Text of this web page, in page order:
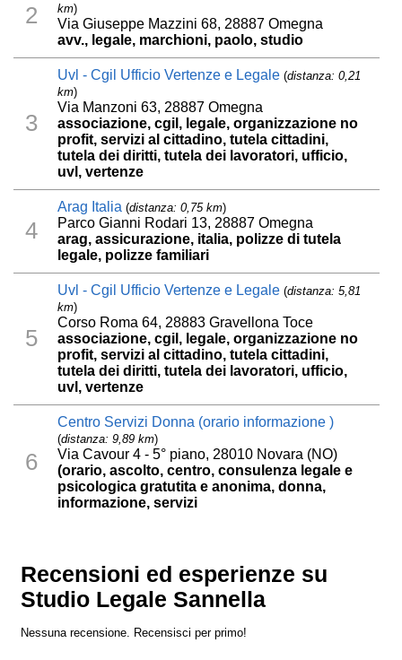
2
km)
Via Giuseppe Mazzini 68, 28887 Omegna
avv., legale, marchioni, paolo, studio
3
Uvl - Cgil Ufficio Vertenze e Legale (distanza: 0,21
km)
Via Manzoni 63, 28887 Omegna
associazione, cgil, legale, organizzazione no
profit, servizi al cittadino, tutela cittadini,
tutela dei diritti, tutela dei lavoratori, ufficio,
uvl, vertenze
4
Arag Italia (distanza: 0,75 km)
Parco Gianni Rodari 13, 28887 Omegna
arag, assicurazione, italia, polizze di tutela
legale, polizze familiari
5
Uvl - Cgil Ufficio Vertenze e Legale (distanza: 5,81
km)
Corso Roma 64, 28883 Gravellona Toce
associazione, cgil, legale, organizzazione no
profit, servizi al cittadino, tutela cittadini,
tutela dei diritti, tutela dei lavoratori, ufficio,
uvl, vertenze
6
Centro Servizi Donna (orario informazione )
(distanza: 9,89 km)
Via Cavour 4 - 5° piano, 28010 Novara (NO)
(orario, ascolto, centro, consulenza legale e
psicologica gratutita e anonima, donna,
informazione, servizi
Recensioni ed esperienze su
Studio Legale Sannella
Nessuna recensione. Recensisci per primo!